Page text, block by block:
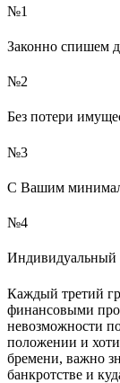
№1
Законно спишем
№2
Без потери
№3
С Вашим
№4
Индивидуальный
Каждый третий
финансовыми
невозможности
положении и
бремени, важно
банкротстве и